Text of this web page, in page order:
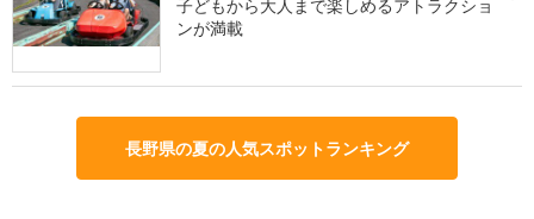
子どもから大人まで楽しめるアトラクショ
ンが満載
長野県の夏の人気スポットランキング